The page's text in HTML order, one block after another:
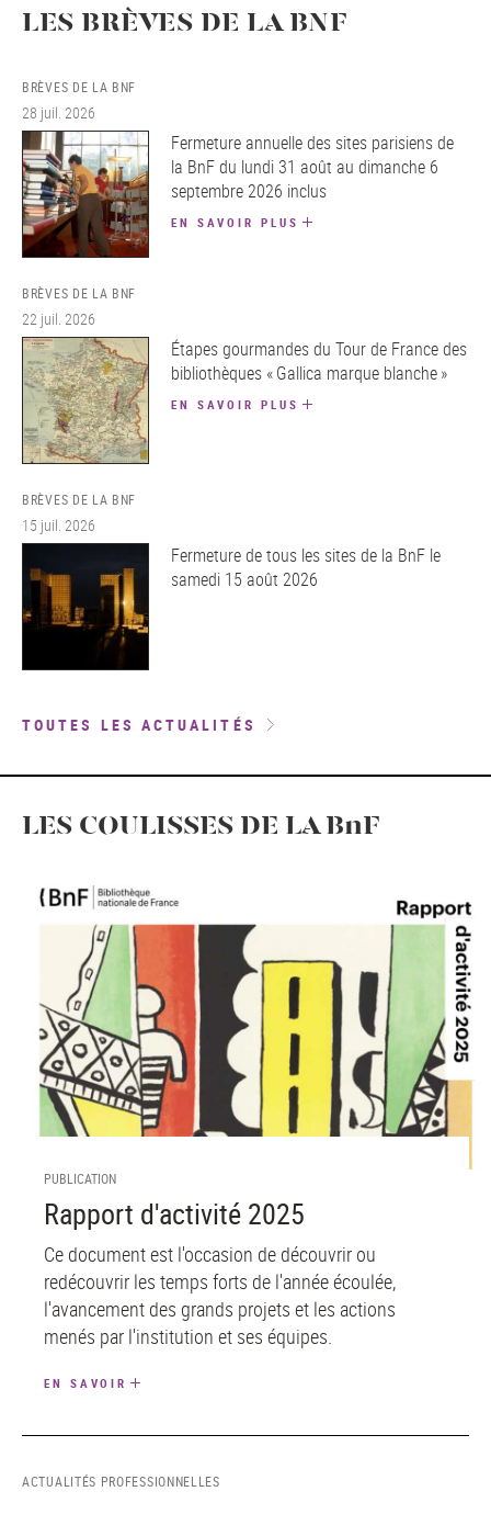
LES BRÈVES DE LA BNF
BRÈVES DE LA BNF
28 juil. 2026
Fermeture annuelle des sites parisiens de
la BnF du lundi 31 août au dimanche 6
septembre 2026 inclus
EN SAVOIR PLUS
BRÈVES DE LA BNF
22 juil. 2026
Étapes gourmandes du Tour de France des
bibliothèques « Gallica marque blanche »
EN SAVOIR PLUS
BRÈVES DE LA BNF
15 juil. 2026
Fermeture de tous les sites de la BnF le
samedi 15 août 2026
TOUTES LES ACTUALITÉS
LES COULISSES DE LA BnF
PUBLICATION
Rapport d'activité 2025
Ce document est l'occasion de découvrir ou
redécouvrir les temps forts de l'année écoulée,
l'avancement des grands projets et les actions
menés par l'institution et ses équipes.
EN SAVOIR
ACTUALITÉS PROFESSIONNELLES